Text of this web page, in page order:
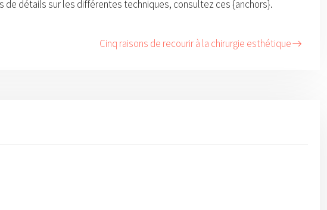
détails sur les différentes techniques, consultez ces {anchors}.
Cinq raisons de recourir à la chirurgie esthétique